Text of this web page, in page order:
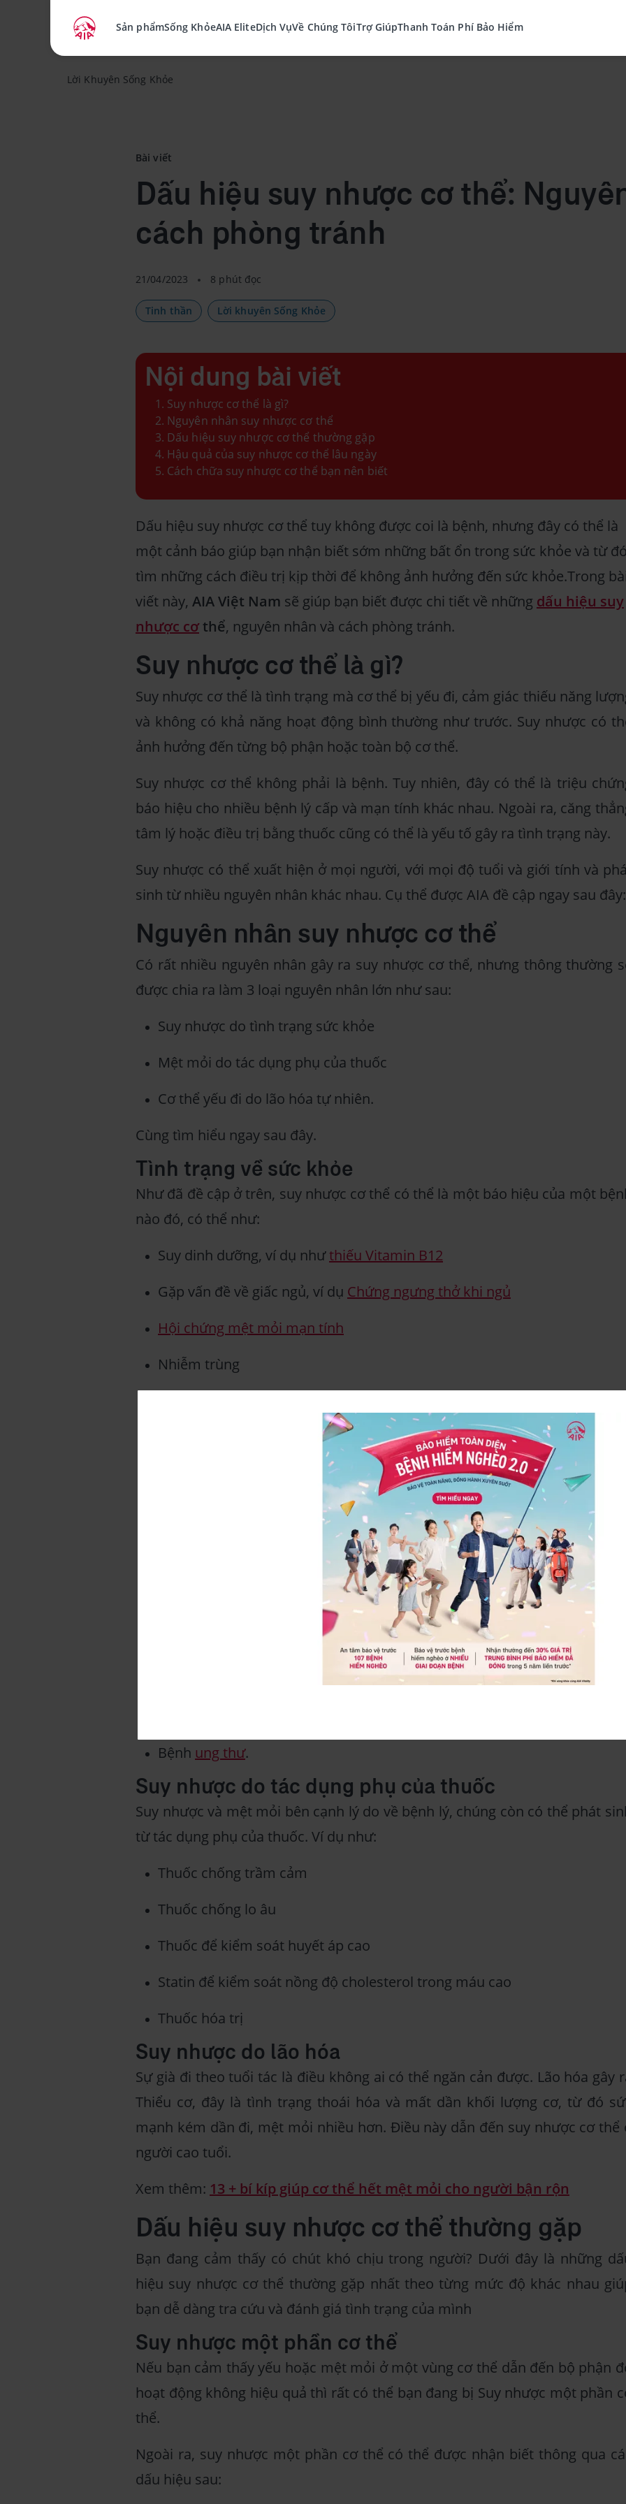
Sản phẩmSống KhỏeAIA EliteDịch VụVề Chúng TôiTrợ GiúpThanh Toán Phí Bảo Hiểm
Lời Khuyên Sống Khỏe
Bài viết
Dấu hiệu suy nhược cơ thể:
cách phòng tránh
21/04/2023 8 phút đọc
Tinh thần Lời khuyên Sống Khỏe
Nội dung bài viết
Suy nhược cơ thể là gì?
Nguyên nhân suy nhược cơ thể
Dấu hiệu suy nhược cơ thể thường gặp
Hậu quả của suy nhược cơ thể lâu ngày
Cách chữa suy nhược cơ thể bạn nên biết
Dấu hiệu suy nhược cơ thể tuy không được coi là bệnh, nhưng đây có thể là
một cảnh báo giúp bạn nhận biết sớm những bất ổn trong sức khỏe và từ
tìm những cách điều trị kịp thời để không ảnh hưởng đến sức khỏe.Trong
viết này, AIA Việt Nam sẽ giúp bạn biết được chi tiết về những dấu hiệu suy
nhược cơthể, nguyên nhân và cách phòng tránh.
Suy nhược cơ thể là gì?
Suy nhược cơ thể là tình trạng mà cơ thể bị yếu đi, cảm giác thiếu năng
và không có khả năng hoạt động bình thường như trước. Suy nhược có
ảnh hưởng đến từng bộ phận hoặc toàn bộ cơ thể.
Suy nhược cơ thể không phải là bệnh. Tuy nhiên, đây có thể là triệu
báo hiệu cho nhiều bệnh lý cấp và mạn tính khác nhau. Ngoài ra, căng
tâm lý hoặc điều trị bằng thuốc cũng có thể là yếu tố gây ra tình trạng này.
Suy nhược có thể xuất hiện ở mọi người, với mọi độ tuổi và giới tính và
sinh từ nhiều nguyên nhân khác nhau. Cụ thể được AIA đề cập ngay sau đây:
Nguyên nhân suy nhược cơ thể
Có rất nhiều nguyên nhân gây ra suy nhược cơ thể, nhưng thông thường
được chia ra làm 3 loại nguyên nhân lớn như sau:
Suy nhược do tình trạng sức khỏe
Mệt mỏi do tác dụng phụ của thuốc
Cơ thể yếu đi do lão hóa tự nhiên.
Cùng tìm hiểu ngay sau đây.
Tình trạng về sức khỏe
Như đã đề cập ở trên, suy nhược cơ thể có thể là một báo hiệu của một
nào đó, có thể như:
Suy dinh dưỡng, ví dụ nhưthiếu Vitamin B12
Gặp vấn đề về giấc ngủ, ví dụ Chứng ngưng thở khi ngủ
Hội chứng mệt mỏi mạn tính
Nhiễm trùng
Bệnh loạn dưỡng cơ
Bện liên quan đến thần kinh, chẳng hạn nhưBệnh đa xơ cứng và
Các bệnh về chuyển hóa, ví dụ: BệnhĐái tháo đường
Suy giáp
Các tình trạng về sức khỏe tinh thần:Stress,Trầm cảm,...
Bệnh ung thư.
Suy nhược do tác dụng phụ của thuốc
Suy nhược và mệt mỏi bên cạnh lý do về bệnh lý, chúng còn có thể phát
từ tác dụng phụ của thuốc. Ví dụ như:
Thuốc chống trầm cảm
Thuốc chống lo âu
Thuốc để kiểm soát huyết áp cao
Statin để kiểm soát nồng độ cholesterol trong máu cao
Thuốc hóa trị
Suy nhược do lão hóa
Sự già đi theo tuổi tác là điều không ai có thể ngăn cản được. Lão hóa gây
Thiểu cơ, đây là tình trạng thoái hóa và mất dần khối lượng cơ, từ đó
mạnh kém dần đi, mệt mỏi nhiều hơn. Điều này dẫn đến suy nhược cơ thể
người cao tuổi.
Xem thêm: 13 + bí kíp giúp cơ thể hết mệt mỏi cho người bận rộn
Dấu hiệu suy nhược cơ thể thường gặp
Bạn đang cảm thấy có chút khó chịu trong người? Dưới đây là những
hiệu suy nhược cơ thể thường gặp nhất theo từng mức độ khác nhau
bạn dễ dàng tra cứu và đánh giá tình trạng của mình
Suy nhược một phần cơ thể
Nếu bạn cảm thấy yếu hoặc mệt mỏi ở một vùng cơ thể dẫn đến bộ phận
hoạt động không hiệu quả thì rất có thể bạn đang bị Suy nhược một phần
thể.
Ngoài ra, suy nhược một phần cơ thể có thể được nhận biết thông qua
dấu hiệu sau: